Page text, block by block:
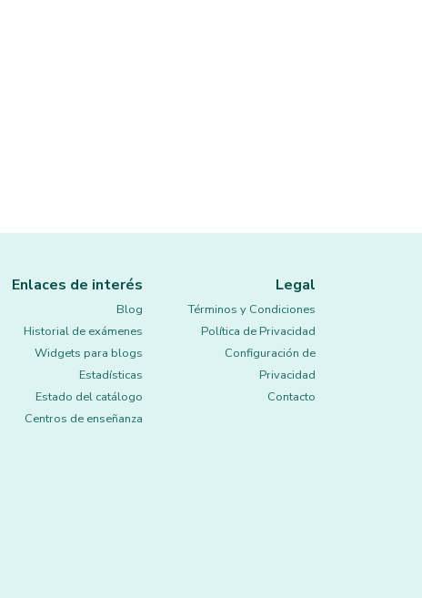
Enlaces de interés
Blog
Historial de exámenes
Widgets para blogs
Estadísticas
Estado del catálogo
Centros de enseñanza
Legal
Términos y Condiciones
Política de Privacidad
Configuración de
Privacidad
Contacto